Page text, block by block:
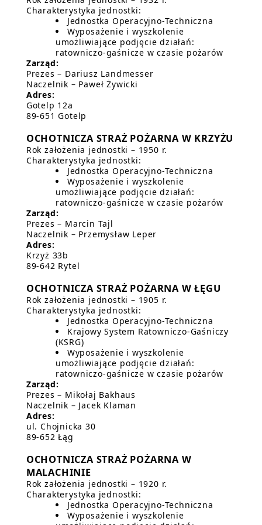
Charakterystyka jednostki:
Jednostka Operacyjno-Techniczna
Wyposażenie i wyszkolenie
umożliwiające podjęcie działań:
ratowniczo-gaśnicze w czasie pożarów
Zarząd:
Prezes – Dariusz Landmesser
Naczelnik – Paweł Żywicki
Adres:
Gotelp 12a
89-651 Gotelp
OCHOTNICZA STRAŻ POŻARNA W KRZYŻU
Rok założenia jednostki – 1950 r.
Charakterystyka jednostki:
Jednostka Operacyjno-Techniczna
Wyposażenie i wyszkolenie
umożliwiające podjęcie działań:
ratowniczo-gaśnicze w czasie pożarów
Zarząd:
Prezes – Marcin Tajl
Naczelnik – Przemysław Leper
Adres:
Krzyż 33b
89-642 Rytel
OCHOTNICZA STRAŻ POŻARNA W ŁĘGU
Rok założenia jednostki – 1905 r.
Charakterystyka jednostki:
Jednostka Operacyjno-Techniczna
Krajowy System Ratowniczo-Gaśniczy
(KSRG)
Wyposażenie i wyszkolenie
umożliwiające podjęcie działań:
ratowniczo-gaśnicze w czasie pożarów
Zarząd:
Prezes – Mikołaj Bakhaus
Naczelnik – Jacek Klaman
Adres:
ul. Chojnicka 30
89-652 Łąg
OCHOTNICZA STRAŻ POŻARNA W
MALACHINIE
Rok założenia jednostki – 1920 r.
Charakterystyka jednostki:
Jednostka Operacyjno-Techniczna
Wyposażenie i wyszkolenie